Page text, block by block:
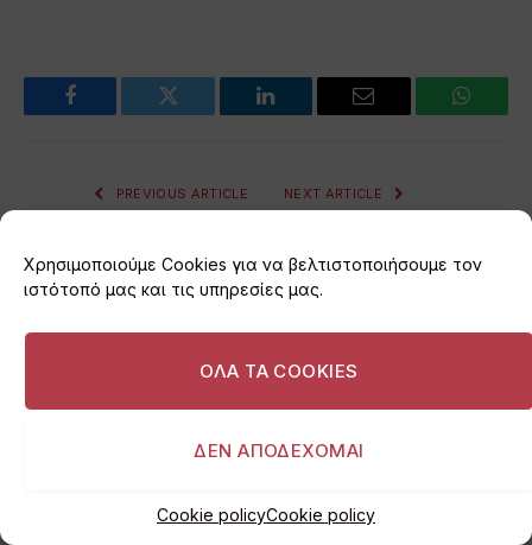
Χρησιμοποιούμε Cookies για να βελτιστοποιήσουμε τον
ιστότοπό μας και τις υπηρεσίες μας.
ΟΛΑ ΤΑ COOKIES
ΔΕΝ ΑΠΟΔΕΧΟΜΑΙ
Cookie policyCookie policy
Facebook Twitter LinkedIn Email
PREVIOUS ARTICLE
είναι η Μέκκα του surf της
Αθήνας, κρίμα να
καταστραφεί».
NEXT ARTICLE
Πανόραμα Βούλας